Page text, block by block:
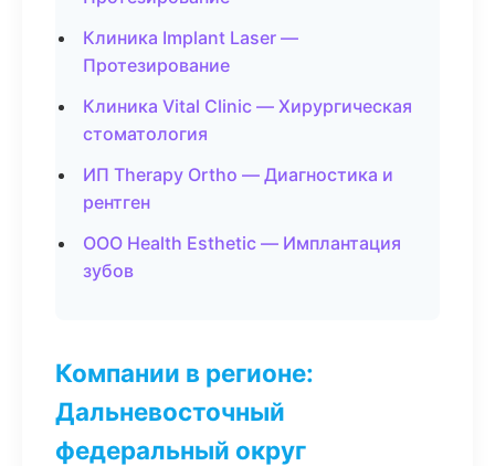
Клиника Implant Laser —
Протезирование
Клиника Vital Clinic — Хирургическая
стоматология
ИП Therapy Ortho — Диагностика и
рентген
ООО Health Esthetic — Имплантация
зубов
Компании в регионе:
Дальневосточный
федеральный округ